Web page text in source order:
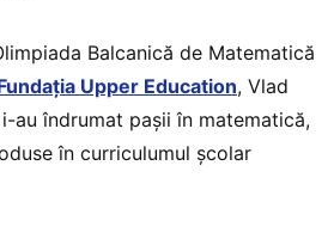
Balcanică de Matematică
Upper Education, Vlad
au îndrumat pașii în matematică,
în curriculumul școlar